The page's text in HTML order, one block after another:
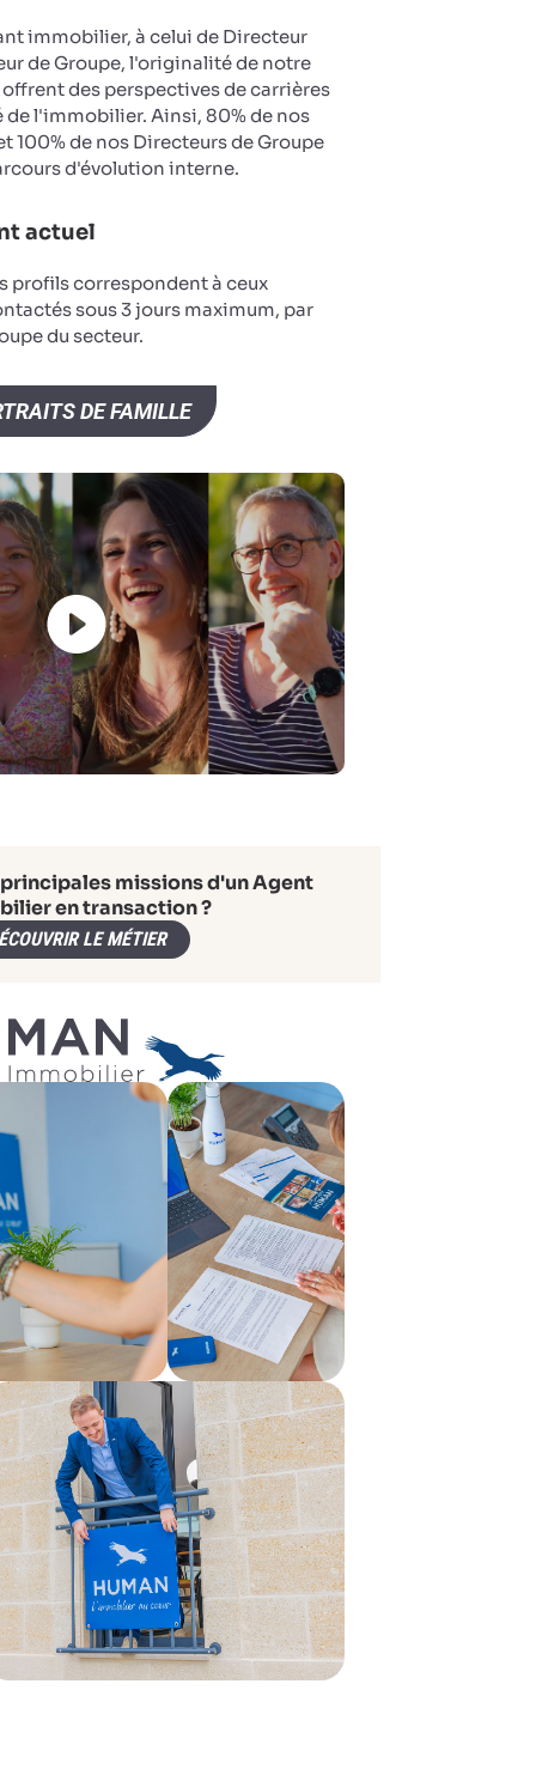
immobilier, à celui de Directeur
de Groupe, l'originalité de notre
des perspectives de carrières
de l'immobilier. Ainsi, 80% de nos
100% de nos Directeurs de Groupe
d'évolution interne.
actuel
profils correspondent à ceux
sous 3 jours maximum, par
du secteur.
DE FAMILLE
missions d'un Agent
en transaction ?
LE MÉTIER